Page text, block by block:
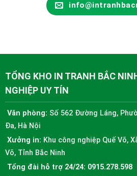
TỔNG KHO IN TRANH BẮC
NGHIỆP UY TÍN
Văn phòng: Số 562 Đường Láng,
Đa, Hà Nội
Xưởng in: Khu công nghiệp Quế Võ,
Võ, Tỉnh Bắc Ninh
Tổng đài hỗ trợ 24/24: 0915.278.598